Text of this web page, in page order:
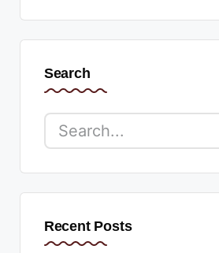
Search
Recent Posts